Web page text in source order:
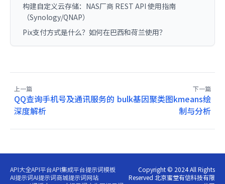
构建自定义云存储：NAS厂商 REST API 使用指南
（Synology/QNAP）
Pix支付方式是什么？如何在巴西和荷兰使用？
上一篇
QQ查询手机号及通讯服务的
深度解析
下一篇
bulk基因聚类图kmeans绘
制与分析
API大全API平台API集成平台提示词模板
AI提示词AI提示词商城提示词网站
Copyright © 2024 All Rights
Reserved 北京蜜堂有信科技有限